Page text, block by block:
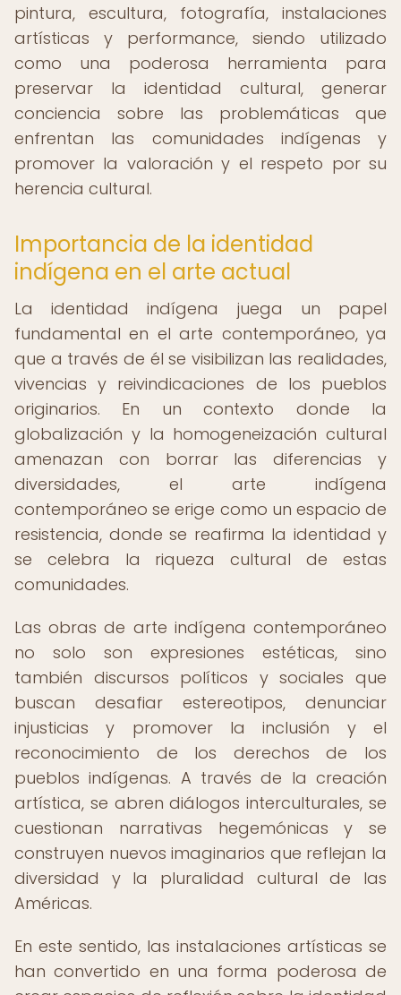
pintura, escultura, fotografía, instalaciones
artísticas y performance, siendo utilizado
como una poderosa herramienta para
preservar la identidad cultural, generar
conciencia sobre las problemáticas que
enfrentan las comunidades indígenas y
promover la valoración y el respeto por su
herencia cultural.
Importancia de la identidad
indígena en el arte actual
La identidad indígena juega un papel
fundamental en el arte contemporáneo, ya
que a través de él se visibilizan las realidades,
vivencias y reivindicaciones de los pueblos
originarios. En un contexto donde la
globalización y la homogeneización cultural
amenazan con borrar las diferencias y
diversidades, el arte indígena
contemporáneo se erige como un espacio de
resistencia, donde se reafirma la identidad y
se celebra la riqueza cultural de estas
comunidades.
Las obras de arte indígena contemporáneo
no solo son expresiones estéticas, sino
también discursos políticos y sociales que
buscan desafiar estereotipos, denunciar
injusticias y promover la inclusión y el
reconocimiento de los derechos de los
pueblos indígenas. A través de la creación
artística, se abren diálogos interculturales, se
cuestionan narrativas hegemónicas y se
construyen nuevos imaginarios que reflejan la
diversidad y la pluralidad cultural de las
Américas.
En este sentido, las instalaciones artísticas se
han convertido en una forma poderosa de